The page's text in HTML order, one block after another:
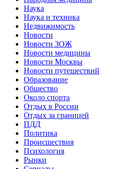
Наука
Наука и техника
Недвижимость
Новости
Новости ЗОЖ
Новости медицины
Новости Москвы
Новости путешествий
Образование
Общество
Около спорта
Отдых в России
Отдых за границей
ПДД
Политика
Происшествия
Психология
Рынки